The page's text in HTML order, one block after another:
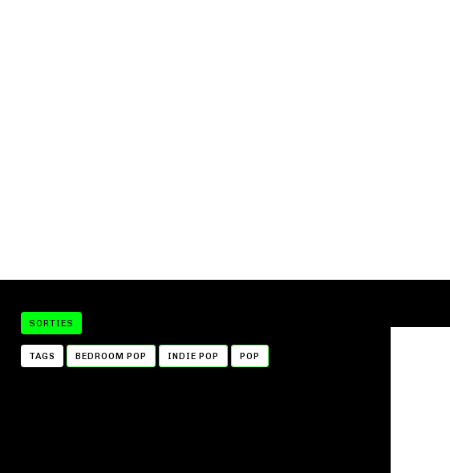
SORTIES
TAGS BEDROOM POP INDIE POP POP